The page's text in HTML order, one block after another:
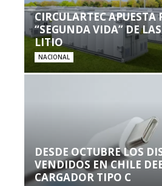
CIRCULARTEC APUESTA
“SEGUNDA VIDA” DE
LITIO
NACIONAL
DESDE OCTUBRE LOS
VENDIDOS EN CHILE
CARGADOR TIPO C